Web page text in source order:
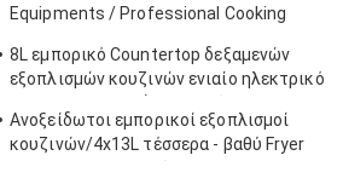
Equipments / Professional Cooking
8L εμπορικό Countertop δεξαμενών
εξοπλισμών κουζινών ενιαίο ηλεκτρικό
Ανοξείδωτοι εμπορικοί εξοπλισμοί
κουζινών/4x13L τέσσερα - βαθύ Fryer